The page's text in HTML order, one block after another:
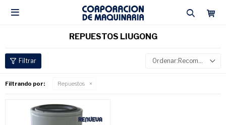

REPUESTOS LIUGONG
Recomendados
Filtrando por: Repuestos